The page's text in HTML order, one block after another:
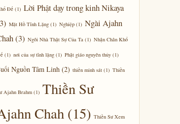
Đế (1) Lời Phật dạy trong kinh Nikaya
Mặt Hồ Tĩnh Lặng (1) Nghiệp (1) Ngài Ajahn
(3) Ngôi Nhà Thật Sự Của Ta (1) Nhận Chân Khổ
(1) nơi của sự tĩnh lặng (1) Phật giáo nguyên thủy (1)
Nguồn Tâm Linh (2) thiền minh sát (1) Thiền
Ajahn Brahm (1) Thiền Sư
Chah (15) Thiền Sư Xem